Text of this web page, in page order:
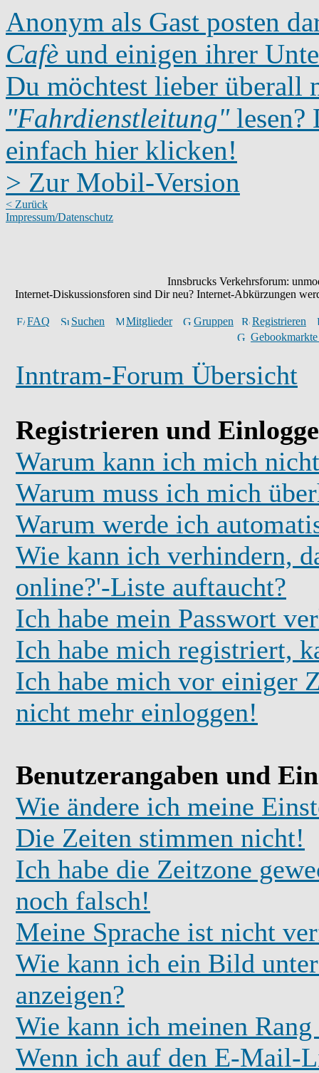
Anonym als Gast posten
Cafè und einigen ihrer
Du möchtest lieber überall
"Fahrdienstleitung"lesen?
einfach hier klicken!
> Zur Mobil-Version
< Zurück
Impressum/Datenschutz
Innsbrucks Verkehrsforum:
Internet-Diskussionsforen sind Dir neu? Internet-Abkürzungen
FAQ Suchen Mitglieder Gruppen
Registrieren
Inntram-Forum Übersicht
Registrieren und
Warum kann ich mich
Warum muss ich mich
Warum werde ich
Wie kann ich verhindern,
online?'-Liste auftaucht?
Ich habe mein Passwort
Ich habe mich registriert,
Ich habe mich vor einiger
nicht mehr einloggen!
Benutzerangaben und
Wie ändere ich meine
Die Zeiten stimmen nicht!
Ich habe die Zeitzone
noch falsch!
Meine Sprache ist nicht
Wie kann ich ein Bild
anzeigen?
Wie kann ich meinen Rang
Wenn ich auf den E-Mail-